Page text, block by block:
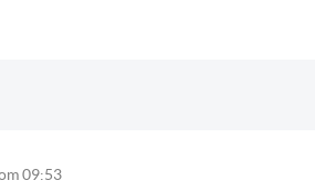
09:53